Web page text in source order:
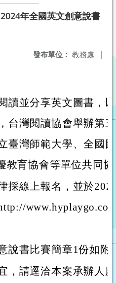
年全國英文創意說書
發布單位： 教務處 |
讀並分享英文圖書，
台灣閱讀協會舉辦第
臺灣師範大學、全國
教育協會等單位共同
採線上報名，並於
說書比賽簡章1份如附
，請逕洽本案承辦人